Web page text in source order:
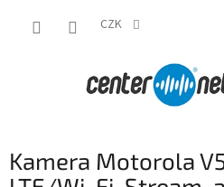
CZK
Kamera Motorola